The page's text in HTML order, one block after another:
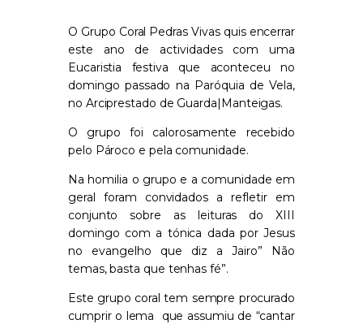
O Grupo Coral Pedras Vivas quis encerrar
este ano de actividades com uma
Eucaristia festiva que aconteceu no
domingo passado na Paróquia de Vela,
no Arciprestado de Guarda|Manteigas.
O grupo foi calorosamente recebido
pelo Pároco e pela comunidade.
Na homilia o grupo e a comunidade em
geral foram convidados a refletir em
conjunto sobre as leituras do XIII
domingo com a tónica dada por Jesus
no evangelho que diz a Jairo” Não
temas, basta que tenhas fé”.
Este grupo coral tem sempre procurado
cumprir o lema
que assumiu de “cantar